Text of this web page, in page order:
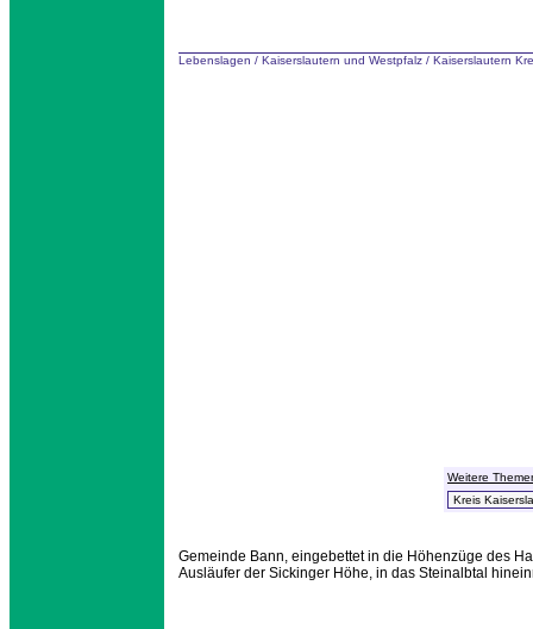
Lebenslagen / Kaiserslautern und Westpfalz / Kaiserslautern
Weitere
Gemeinde Bann, eingebettet in die Höhenzüge des
Ausläufer der Sickinger Höhe, in das Steinalbtal